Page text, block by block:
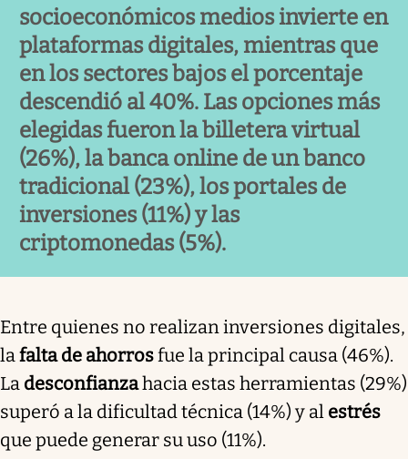
socioeconómicos medios invierte en
plataformas digitales, mientras que
en los sectores bajos el porcentaje
descendió al 40%. Las opciones más
elegidas fueron la billetera virtual
(26%), la banca online de un banco
tradicional (23%), los portales de
inversiones (11%) y las
criptomonedas (5%).
Entre quienes no realizan inversiones digitales,
la falta de ahorrosfue la principal causa (46%).
La desconfianzahacia estas herramientas (29%)
superó a la dificultad técnica (14%) y al estrés
que puede generar su uso (11%).